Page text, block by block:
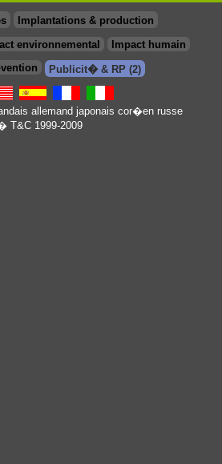
Implantations & production
environnemental
Impact humain
Publicit� & RP (2)
allemand japonais cor�en russe
T&C 1999-2009